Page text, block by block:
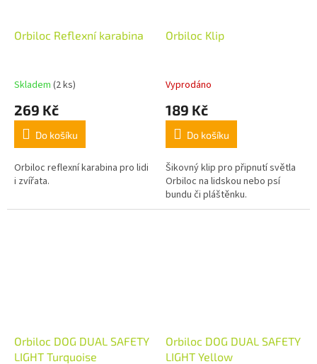
Orbiloc Reflexní karabina
Skladem (2 ks)
269 Kč
Do košíku
Orbiloc reflexní karabina pro lidi
i zvířata.
Orbiloc Klip
Vyprodáno
189 Kč
Do košíku
Šikovný klip pro připnutí světla
Orbiloc na lidskou nebo psí
bundu či pláštěnku.
Orbiloc DOG DUAL SAFETY
LIGHT Turquoise
Orbiloc DOG DUAL SAFETY
LIGHT Yellow